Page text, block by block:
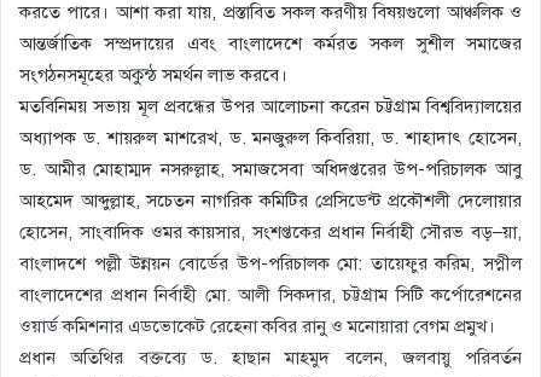
করতে পারে। আশা করা যায়, প্রস্তাবিত সকল করণীয় বিষয়গুলো আঞ্চলিক ও
আন্তর্জাতিক সম্প্রদায়ের এবং বাংলাদেশে কর্মরত সকল সুশীল সমাজের
সংগঠনসমূহের অকুন্ঠ সমর্থন লাভ করবে।
মতবিনিময় সভায় মূল প্রবন্ধের উপর আলোচনা করেন চট্টগ্রাম বিশ্ববিদ্যালয়ের
অধ্যাপক ড. শায়রুল মাশরেখ, ড. মনজুরুল কিবরিয়া, ড. শাহাদাৎ হোসেন,
ড. আমীর মোহাম্মদ নসরুল্লাহ, সমাজসেবা অধিদপ্তরের উপ-পরিচালক আবু
আহমেদ আব্দুল্লাহ, সচেতন নাগরিক কমিটির প্রেসিডেন্ট প্রকৌশলী দেলোয়ার
হোসেন, সাংবাদিক ওমর কায়সার, সংশপ্তকের প্রধান নির্বাহী সৌরভ বড়–য়া,
বাংলাদশে পল্লী উন্নয়ন বোর্ডের উপ-পরিচালক মো: তায়েফুর করিম, সপ্নীল
বাংলাদেশের প্রধান নির্বাহী মো. আলী সিকদার, চট্টগ্রাম সিটি কর্পোরেশনের
ওয়ার্ড কমিশনার এডভোকেট রেহেনা কবির রানু ও মনোয়ারা বেগম প্রমুখ।
প্রধান অতিথির বক্তব্যে ড. হাছান মাহমুদ বলেন, জলবায়ু পরিবর্তন